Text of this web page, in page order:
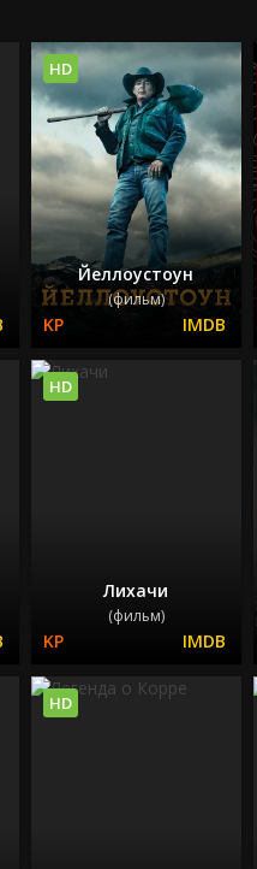
Йеллоустоун
(фильм)
HD
Лихачи
(фильм)
HD
HD